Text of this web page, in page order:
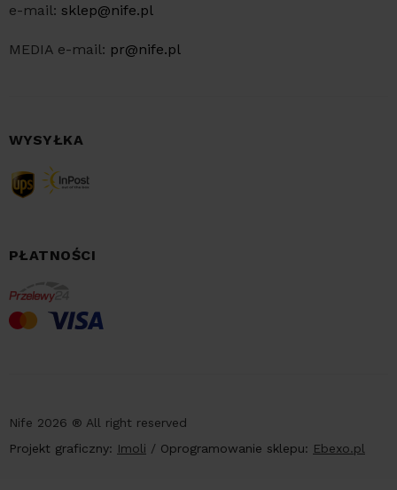
e-mail: sklep@nife.pl
MEDIA e-mail: pr@nife.pl
WYSYŁKA
PŁATNOŚCI
Nife 2026 ® All right reserved
Projekt graficzny: Imoli / Oprogramowanie sklepu: Ebexo.pl